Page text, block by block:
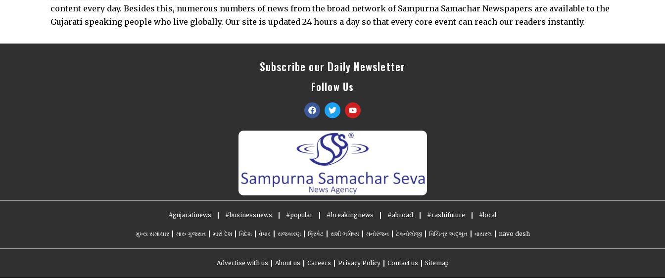
content every day. Besides this, numerous numbers of news from the broad network of Sampurna Samachar Newspapers are available to the
Gujarati speaking people who live globally. Our site is updated 24 hours a day so that every core event can reach our readers instantly.
Subscribe our Daily Newsletter
Follow Us
#gujaratinews #businessnews #popular #breakingnews #abroad #rashifuture #local
મુખ્ય સમાચાર મારુ ગુજરાત મારો દેશ વિદેશ વેપાર રાજકારણ ક્રિકેટ રાશી ભવિષ્ય મનોરંજન ટેકનોલોજી વિચિત્ર અદ્ભુત વાયરલ navo desh
Advertise with us About us Careers Privacy Policy Contact us Sitemap